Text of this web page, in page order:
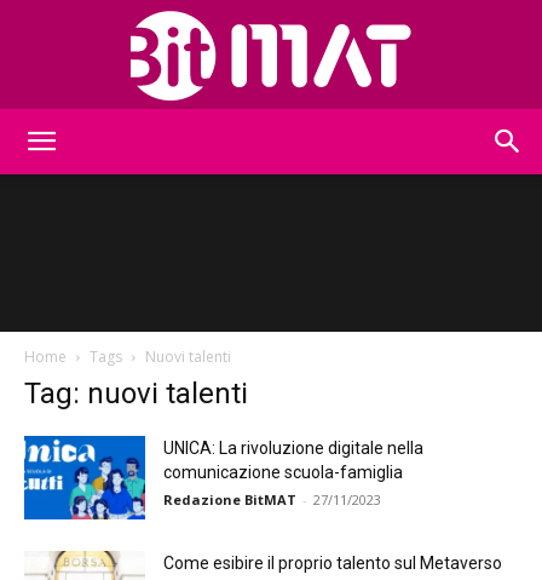
Home Tags Nuovi talenti
Tag: nuovi talenti
UNICA: La rivoluzione digitale nella
comunicazione scuola-famiglia
Redazione BitMAT - 27/11/2023
Come esibire il proprio talento sul Metaverso